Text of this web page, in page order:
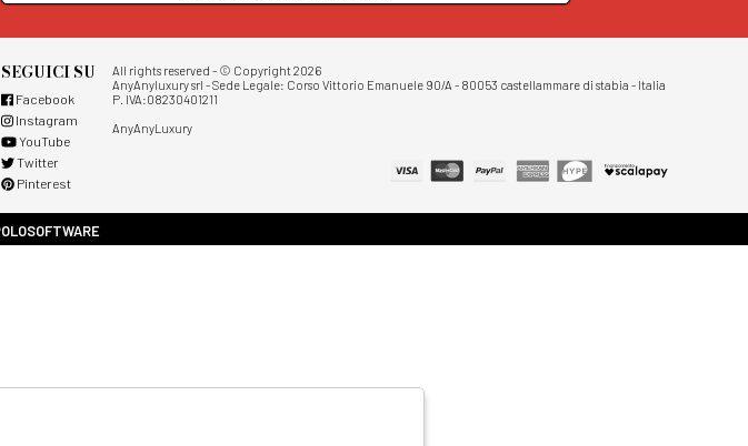
SEGUICI SU
Facebook
Instagram
YouTube
Twitter
Pinterest
All rights reserved - © Copyright 2026
AnyAnyluxury srl - Sede Legale: Corso Vittorio Emanuele 90/A - 80053 castellammare di stabia - Italia
P. IVA:08230401211
AnyAnyLuxury